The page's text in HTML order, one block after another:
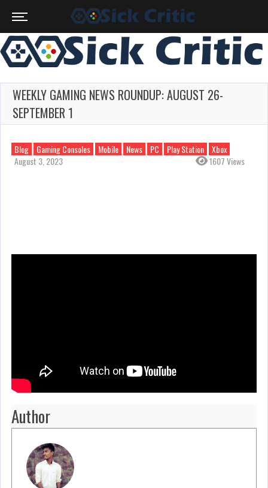
WEEKLY GAMING NEWS ROUNDUP: AUGUST 26-
SEPTEMBER 1
Blog Gaming Consoles Mobile News PC Play Station
Xbox
August 3, 2023
1607 Views
Author